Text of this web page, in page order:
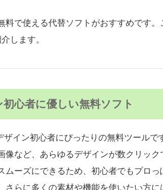
料で使える代替ソフトがおすすめです
します。
初心者に優しい無料ソフト
ザイン初心者にぴったりの無料ツールで
像など、あらゆるデザインが数クリッ
ムーズにできるため、初心者でもプロ
さらに多くの素材や機能を使いたい方に